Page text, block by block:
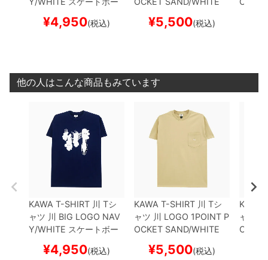
¥4,950(税込) ¥5,500(税込)
他の人はこんな商品もみています
KAWA T-SHIRT 川 Tシ
ャツ 川 BIG LOGO NAV
Y/WHITE スケートボー
¥4,950(税込)
KAWA T-SHIRT 川 Tシ
ャツ 川 LOGO 1POINT P
OCKET SAND/WHITE
¥5,500(税込)
KAWA
ャツ
OCKET